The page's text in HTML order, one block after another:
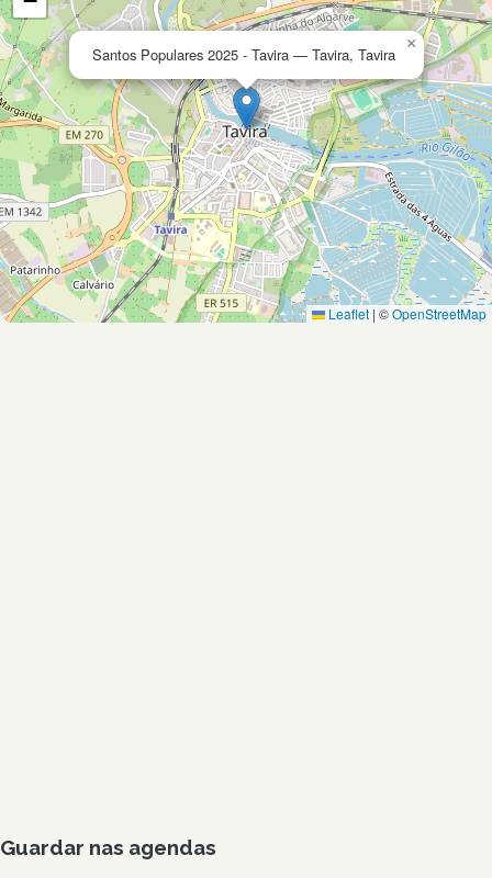
Santos Populares 2025 - Tavira — Tavira, Tavira
×
Leaflet | ©OpenStreetMap
Guardar nas agendas